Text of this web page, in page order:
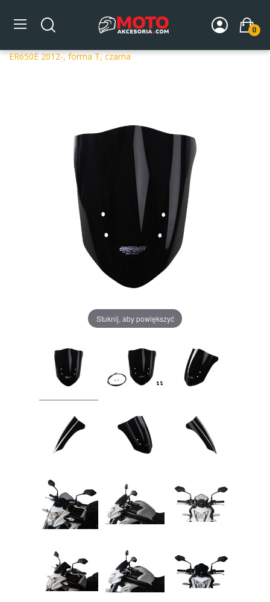
0
Strona główna DLA MOTOCYKLA Szyby
Szyby
ER650E 2012-, forma T, czarna
Stuknij, aby powiększyć